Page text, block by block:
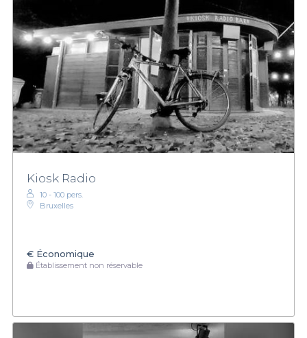
Kiosk Radio
10 - 100 pers.
Bruxelles
€ Économique
Établissement non réservable